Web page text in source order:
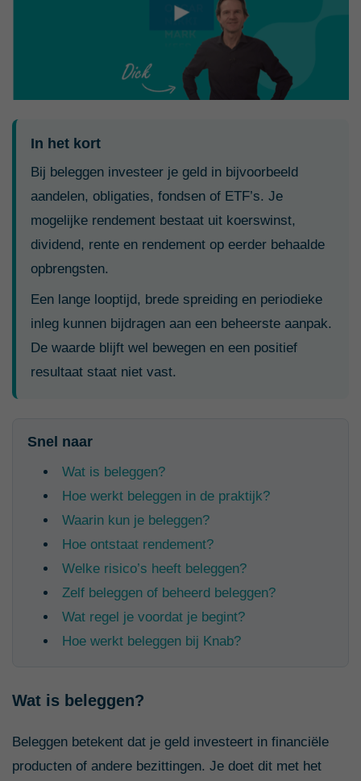
In het kort
Bij beleggen investeer je geld in bijvoorbeeld
aandelen, obligaties, fondsen of ETF’s. Je
mogelijke rendement bestaat uit koerswinst,
dividend, rente en rendement op eerder behaalde
opbrengsten.
Een lange looptijd, brede spreiding en periodieke
inleg kunnen bijdragen aan een beheerste aanpak.
De waarde blijft wel bewegen en een positief
resultaat staat niet vast.
Snel naar
Wat is beleggen?
Hoe werkt beleggen in de praktijk?
Waarin kun je beleggen?
Hoe ontstaat rendement?
Welke risico’s heeft beleggen?
Zelf beleggen of beheerd beleggen?
Wat regel je voordat je begint?
Hoe werkt beleggen bij Knab?
Wat is beleggen?
Beleggen betekent dat je geld investeert in financiële
producten of andere bezittingen. Je doet dit met het